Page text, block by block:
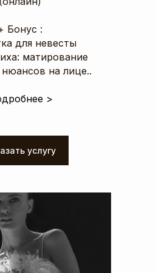
Бонус :
для невесты
матирование
на лице..
>
услугу